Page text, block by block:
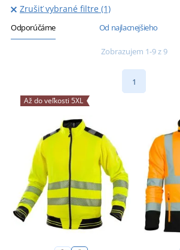
Zrušiť vybrané filtre (1)
Odporúčáme Od najlacnejšieho
Zobrazujem 1-9 z 9
1
Až do veľkosti 5XL